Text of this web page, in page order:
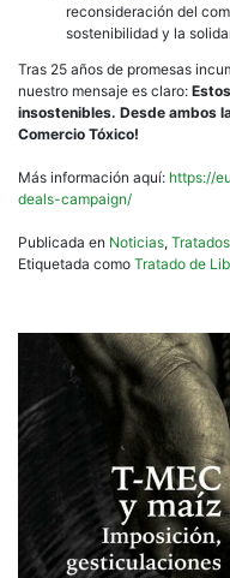
reconsideración del
sostenibilidad y la
Tras 25 años de promesas
nuestro mensaje es claro:
insostenibles. Desde ambos
Comercio Tóxico!
Más información aquí: https://
deals-campaign/
Publicada en Noticias,
Etiquetada como Tratado de